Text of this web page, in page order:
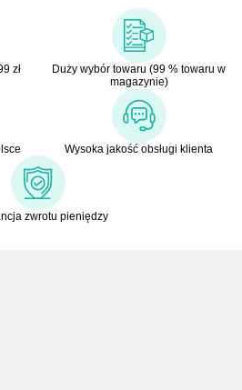
zł
Duży wybór towaru (99 % towaru w
magazynie)
Wysoka jakość obsługi klienta
zwrotu pieniędzy